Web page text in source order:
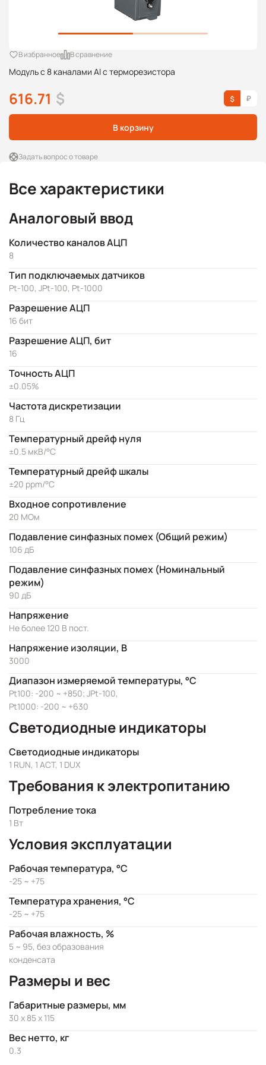
Модуль с 8 каналами AI с терморезистора
В избранное В сравнение
616.71 $
В корзину
Задать вопрос о товаре
Все характеристики
Аналоговый ввод
Количество каналов АЦП
8
Тип подключаемых датчиков
Pt-100, JPt-100, Pt-1000
Разрешение АЦП
16 бит
Разрешение АЦП, бит
16
Точность АЦП
±0.05%
Частота дискретизации
8 Гц
Температурный дрейф нуля
±0.5 мкВ/°C
Температурный дрейф шкалы
±20 ppm/°C
Входное сопротивление
20 МОм
Подавление синфазных помех (Общий режим)
106 дБ
Подавление синфазных помех (Номинальный
режим)
90 дБ
Напряжение
Не более 120 В пост.
Напряжение изоляции, В
3000
Диапазон измеряемой температуры, °C
Pt100: -200 ~ +850; JPt-100,
Pt1000: -200 ~ +630
Светодиодные индикаторы
Светодиодные индикаторы
1 RUN, 1 ACT, 1 DUX
Требования к электропитанию
Потребление тока
1 Вт
Условия эксплуатации
Рабочая температура, °C
-25 ~ +75
Температура хранения, °C
-25 ~ +75
Рабочая влажность, %
5 ~ 95, без образования
конденсата
Размеры и вес
Габаритные размеры, мм
30 x 85 x 115
Вес нетто, кг
0.3